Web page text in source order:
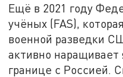
Ещё в 2021 году
учёных (FAS),
военной разведки
активно
границе с Россией.